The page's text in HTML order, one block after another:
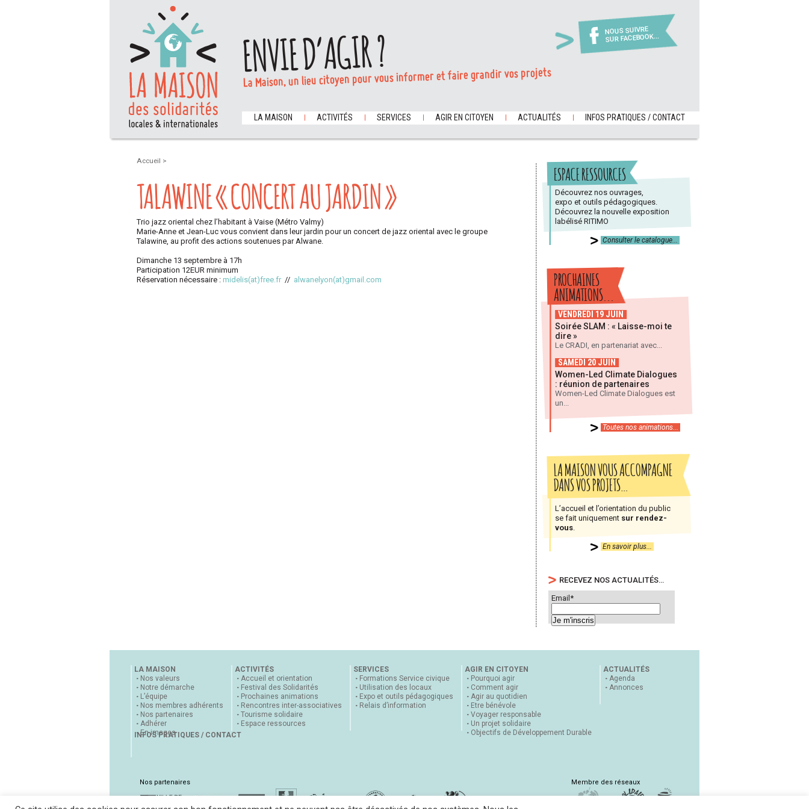
NOUS SUIVRE
SUR FACEBOOK...
ENVIE D’AGIR ?
La Maison, un lieu citoyen pour vous informer et faire grandir vos projets
LA MAISON ACTIVITÉS SERVICES AGIR EN CITOYEN ACTUALITÉS INFOS PRATIQUES / CONTACT
Accueil >
TALAWINE « CONCERT AU JARDIN »
Trio jazz oriental chez l’habitant à Vaise (Métro Valmy)
Marie-Anne et Jean-Luc vous convient dans leur jardin pour un concert de jazz oriental avec le groupe
Talawine, au profit des actions soutenues par Alwane.
Dimanche 13 septembre à 17h
Participation 12EUR minimum
Réservation nécessaire : midelis(at)free.fr // alwanelyon(at)gmail.com
ESPACE RESSOURCES
Découvrez nos ouvrages,
expo et outils pédagogiques.
Découvrez la nouvelle exposition
labélisé RITIMO
Consulter le catalogue...
PROCHAINES
ANIMATIONS...
VENDREDI 19 JUIN
Soirée SLAM : « Laisse-moi te
dire »
Le CRADI, en partenariat avec...
SAMEDI 20 JUIN
Women-Led Climate Dialogues
: réunion de partenaires
Women-Led Climate Dialogues est
un...
Toutes nos animations...
LA MAISON VOUS ACCOMPAGNE
DANS VOS PROJETS…
L’accueil et l’orientation du public
se fait uniquement sur rendez-
vous
En savoir plus...
RECEVEZ NOS ACTUALITÉS…
Email*
LA MAISON
Nos valeurs
Notre démarche
L’équipe
Nos membres adhérents
Nos partenaires
Adhérer
En images
ACTIVITÉS
Accueil et orientation
Festival des Solidarités
Prochaines animations
Rencontres inter-associatives
Tourisme solidaire
Espace ressources
SERVICES
Formations Service civique
Utilisation des locaux
Expo et outils pédagogiques
Relais d’information
AGIR EN CITOYEN
Pourquoi agir
Comment agir
Agir au quotidien
Etre bénévole
Voyager responsable
Un projet solidaire
Objectifs de Développement Durable
ACTUALITÉS
Agenda
Annonces
INFOS PRATIQUES / CONTACT
Nos partenaires Membre des réseaux